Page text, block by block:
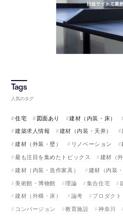
人気のタグ
住宅 図面あり 建材（内装・床）
建築求人情報
建材（内装・天井）
建材（外装・壁）
リノベーション
最も注目を集めたトピックス
建材（
建材（内装・造作家具）
建材（内装・
美術館・博物館
理論 集合住宅
建材（外構・床）
論考 プロダクト
コンバージョン
教育施設 神奈川